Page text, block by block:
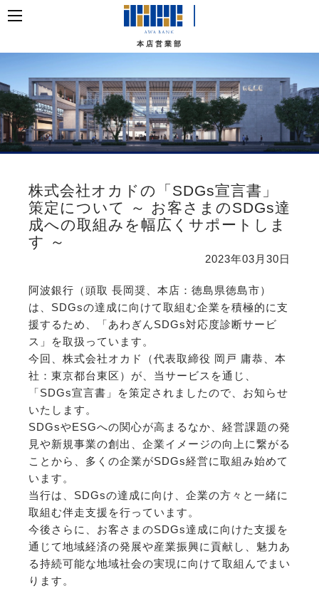
本店営業部
株式会社オカドの「SDGs宣言書」
策定について ～ お客さまのSDGs達
成への取組みを幅広くサポートしま
す ～
2023年03月30日
阿波銀行（頭取 長岡奨、本店：徳島県徳島市）
は、SDGsの達成に向けて取組む企業を積極的に支
援するため、「あわぎんSDGs対応度診断サービ
ス」を取扱っています。
今回、株式会社オカド（代表取締役 岡戸 庸恭、本
社：東京都台東区）が、当サービスを通じ、
「SDGs宣言書」を策定されましたので、お知らせ
いたします。
SDGsやESGへの関心が高まるなか、経営課題の発
見や新規事業の創出、企業イメージの向上に繋がる
ことから、多くの企業がSDGs経営に取組み始めて
います。
当行は、SDGsの達成に向け、企業の方々と一緒に
取組む伴走支援を行っています。
今後さらに、お客さまのSDGs達成に向けた支援を
通じて地域経済の発展や産業振興に貢献し、魅力あ
る持続可能な地域社会の実現に向けて取組んでまい
ります。